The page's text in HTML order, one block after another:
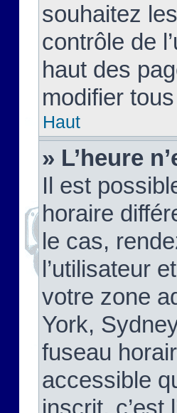
souhaitez
contrôle de
haut des
modifier
Haut
» L’heure
Il est
horaire
le cas,
l’utilisateur
votre zone
York,
fuseau
accessible
inscrit, c’est